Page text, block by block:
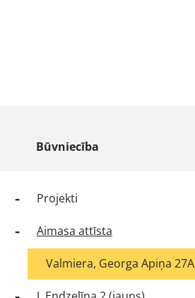
Būvniecība
Projekti
Aimasa attīsta
Valmiera, Georga Apiņa 27A